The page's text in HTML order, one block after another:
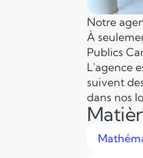
Notre
À
Publics
L'agence
suivent
dans nos